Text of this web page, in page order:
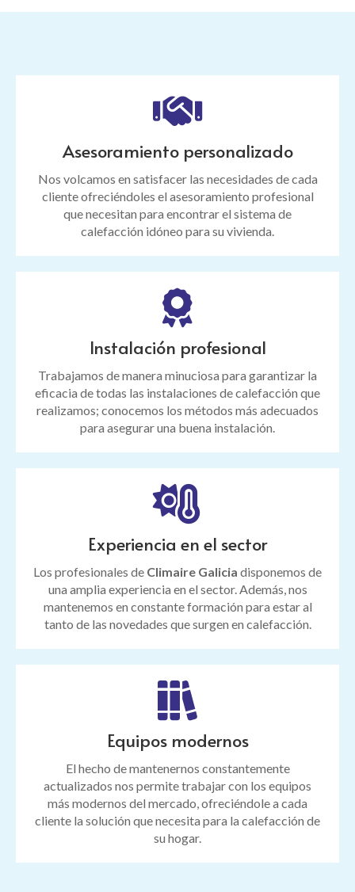
Asesoramiento personalizado
Nos volcamos en satisfacer las necesidades de cada
cliente ofreciéndoles el asesoramiento profesional
que necesitan para encontrar el sistema de
calefacción idóneo para su vivienda.
Instalación profesional
Trabajamos de manera minuciosa para garantizar la
eficacia de todas las instalaciones de calefacción que
realizamos; conocemos los métodos más adecuados
para asegurar una buena instalación.
Experiencia en el sector
Los profesionales de Climaire Galicia disponemos de
una amplia experiencia en el sector. Además, nos
mantenemos en constante formación para estar al
tanto de las novedades que surgen en calefacción.
Equipos modernos
El hecho de mantenernos constantemente
actualizados nos permite trabajar con los equipos
más modernos del mercado, ofreciéndole a cada
cliente la solución que necesita para la calefacción de
su hogar.